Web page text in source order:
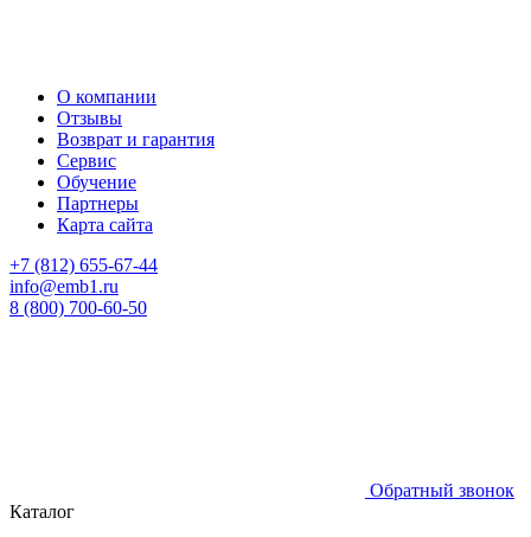
О компании
Отзывы
Возврат и гарантия
Сервис
Обучение
Партнеры
Карта сайта
+7 (812) 655-67-44
info@emb1.ru
8 (800) 700-60-50
Обратный звонок
Каталог